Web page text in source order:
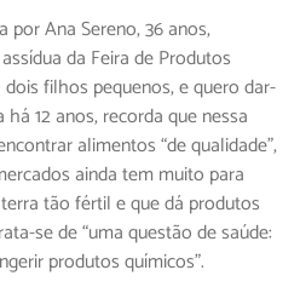
Ana Sereno, 36 anos,
da Feira de Produtos
filhos pequenos, e quero dar-
12 anos, recorda que nessa
alimentos “de qualidade”,
ainda tem muito para
tão fértil e que dá produtos
se de “uma questão de saúde:
produtos químicos”.